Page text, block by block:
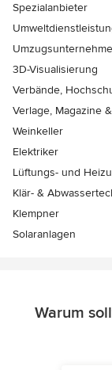
Spezialanbieter
3D-Visualisierung
Verbände,
Verlage, Magazine
Weinkeller
Elektriker
Lüftungs- und
Klär- &
Klempner
Solaranlagen
Warum